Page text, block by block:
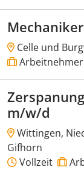
Celle und
m/w/d
Wittingen,
Gifhorn
Vollzeit